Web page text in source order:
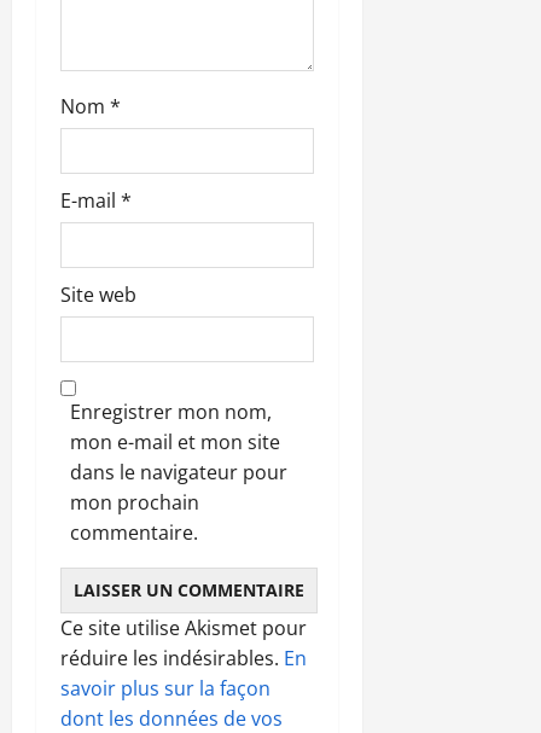
e
Nom *
E-mail *
Site web
Enregistrer mon nom,
mon e-mail et mon site
dans le navigateur pour
mon prochain
commentaire.
Ce site utilise Akismet pour
réduire les indésirables. En
savoir plus sur la façon
dont les données de vos